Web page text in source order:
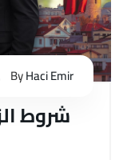
ByHaci Emir
شروط